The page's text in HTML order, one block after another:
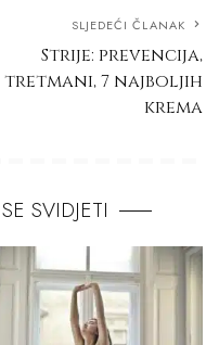
SLJEDEĆI ČLANAK
Strije: prevencija,
tretmani, 7 najboljih
krema
SVIDJETI